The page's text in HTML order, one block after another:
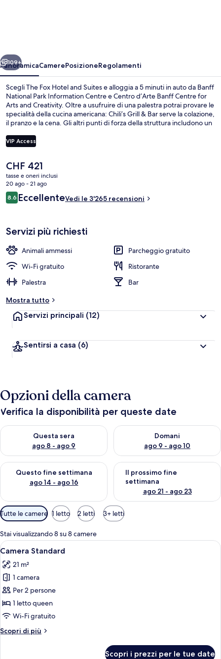
Avanti
109+
PanoramicaCamerePosizioneRegolamenti
Scegli The Fox Hotel and Suites e alloggia a 5 minuti in auto da Banff
National Park Information Centre e Centro d’Arte Banff Centre for
Arts and Creativity. Oltre a usufruire di una palestra potrai provare le
specialità della cucina americana: Chili’s Grill & Bar serve la colazione,
il pranzo e la cena. Gli altri punti di forza della struttura includono un
apprezzano molto la piscina e il personale gentile.
VIP Access
Il
prezzo
attuale
è
CHF 421
CHF 421
tasse e oneri inclusi
20 ago - 21 ago
Recensioni
8.68.6 su 10
EccellenteVedi le 3'265 recensioni
Servizi più richiesti
Animali ammessi
Parcheggio gratuito
Wi-Fi gratuito
Ristorante
Palestra
Bar
Mostra tutto
Servizi principali (12)
Sentirsi a casa (6)
Opzioni della camera
Verifica la disponibilità per queste date
Questa sera
ago 8 - ago 9
Verifica la disponibilità per questa sera, ago 8 - ago 9
Domani
ago 9 - ago 10
Verifica la disponibilità per
Questo fine settimana
ago 14 - ago 16
Verifica la disponibilità per questo fine settimana, ago 14 -
Il prossimo fine
settimana
ago 21 - ago 23
Verifica la disponibilità per il
Filtri
disponibili
per
le
camere
Tutte le camere 1 letto 2 letti 3+ letti
Stai visualizzando 8 su 8 camere
Apri
tutte
le
foto
per
Camera
Standard
Una camera d'albergo con un letto
6
Camera Standard
21 m²
1 camera
Per 2 persone
1 letto queen
Wi-Fi gratuito
Scopri di più
Altri
Scopri i prezzi per le tue date